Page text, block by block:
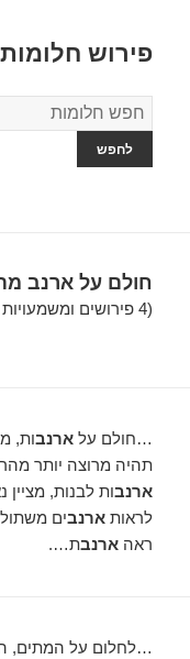
פירוש חלומות
מילון
החלומות
חולם על ארנב
(4 פירושים ומשמעויות של חלומות על ארנב מת)
…חולם עלארנבות,
תהיה מרוצה יותר
ארנבות לבנות,
לראותארנבים
ראהארנבת….
…לחלום על המתים,